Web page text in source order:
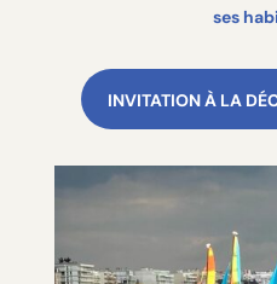
ses
INVITATION À LA